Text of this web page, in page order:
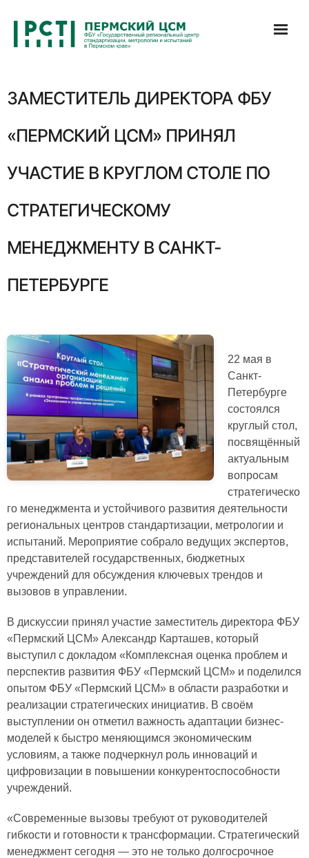
содержимому
ЗАМЕСТИТЕЛЬ ДИРЕКТОРА ФБУ
«ПЕРМСКИЙ ЦСМ» ПРИНЯЛ
УЧАСТИЕ В КРУГЛОМ СТОЛЕ ПО
СТРАТЕГИЧЕСКОМУ
МЕНЕДЖМЕНТУ В САНКТ-
ПЕТЕРБУРГЕ
22 мая в
Санкт-
Петербурге
состоялся
круглый стол,
посвящённый
актуальным
вопросам
стратегическо
го менеджмента и устойчивого развития деятельности
региональных центров стандартизации, метрологии и
испытаний. Мероприятие собрало ведущих экспертов,
представителей государственных, бюджетных
учреждений для обсуждения ключевых трендов и
вызовов в управлении.
В дискуссии принял участие заместитель директора ФБУ
«Пермский ЦСМ» Александр Карташев, который
выступил с докладом «Комплексная оценка проблем и
перспектив развития ФБУ «Пермский ЦСМ» и поделился
опытом ФБУ «Пермский ЦСМ» в области разработки и
реализации стратегических инициатив. В своём
выступлении он отметил важность адаптации бизнес-
моделей к быстро меняющимся экономическим
условиям, а также подчеркнул роль инноваций и
цифровизации в повышении конкурентоспособности
учреждений.
«Современные вызовы требуют от руководителей
гибкости и готовности к трансформации. Стратегический
менеджмент сегодня — это не только долгосрочное